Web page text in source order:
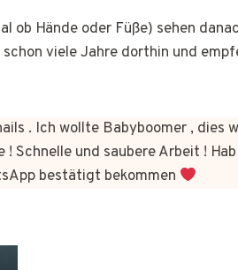
ob Hände oder Füße) sehen
viele Jahre dorthin und
. Ich wollte Babyboomer , dies
Schnelle und saubere Arbeit !
bestätigt bekommen